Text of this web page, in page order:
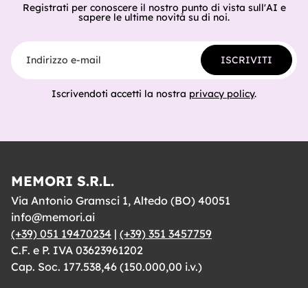
Registrati per conoscere il nostro punto di vista sull'AI e
sapere le ultime novità su di noi.
Indirizzo e-mail
ISCRIVITI
Iscrivendoti accetti la nostra privacy policy.
MEMORI S.R.L.
Via Antonio Gramsci 1, Altedo (BO) 40051
info@memori.ai
(+39) 051 19470234 | (+39) 351 3457759
C.F. e P. IVA 03623961202
Cap. Soc. 177.538,46 (150.000,00 i.v.)